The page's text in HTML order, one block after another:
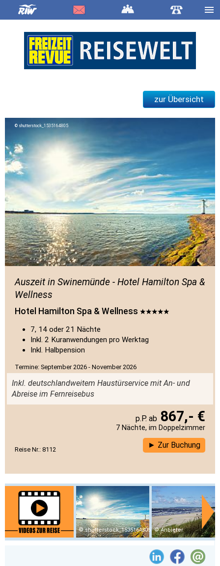
zur Übersicht
shutterstock_1535164805
Auszeit in Swinemünde - Hotel Hamilton Spa &
Wellness
Hotel Hamilton Spa & Wellness
7, 14 oder 21 Nächte
Inkl. 2 Kuranwendungen pro Werktag
Inkl. Halbpension
Termine: September 2026 - November 2026
Inkl. deutschlandweitem Haustürservice mit An- und
Abreise im Fernreisebus
867,- €
7 Nächte, im Doppelzimmer
Reise Nr.: 8112 Zur Buchung
shutterstock_1535164805 Anbieter